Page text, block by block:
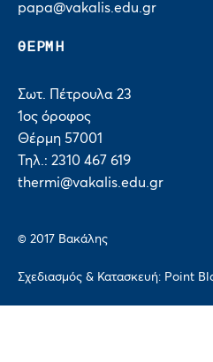
papa@vakalis.edu.gr
ΘΕΡΜΗ
Σωτ. Πέτρουλα 23
1ος όροφος
Θέρμη 57001
Τηλ.: 2310 467 619
thermi@vakalis.edu.gr
© 2017 Bακάλης
Σχεδιασμός & Κατασκευή: Point